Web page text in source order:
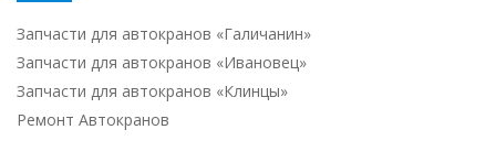
Запчасти для автокранов «Галичанин»
Запчасти для автокранов «Ивановец»
Запчасти для автокранов «Клинцы»
Ремонт Автокранов